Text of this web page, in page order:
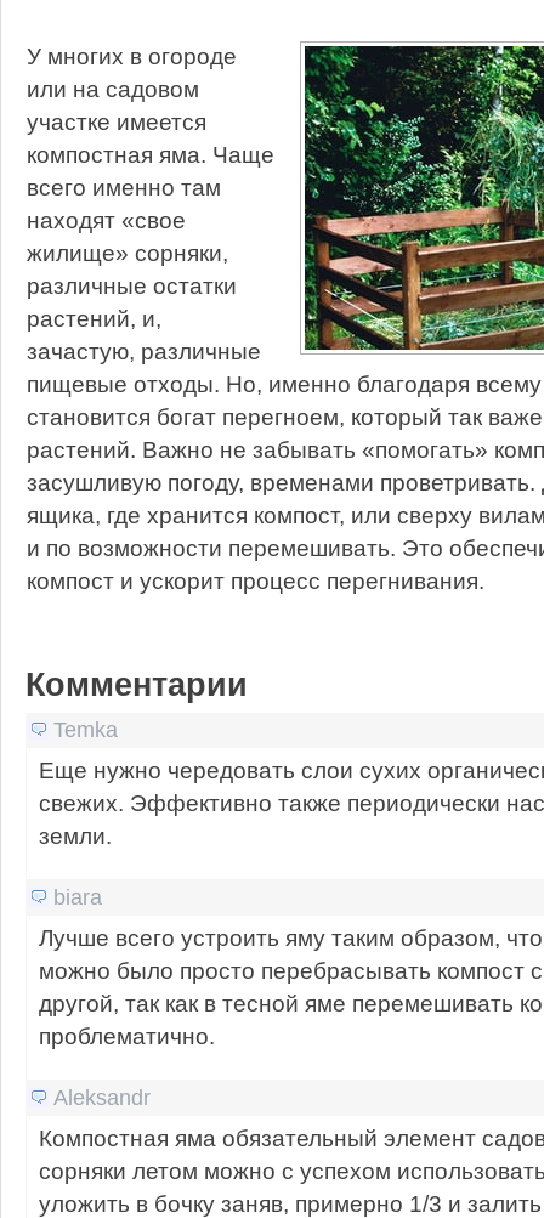
У многих в огороде
или на садовом
участке имеется
компостная яма. Чаще
всего именно там
находят «свое
жилище» сорняки,
различные остатки
растений, и,
зачастую, различные
пищевые отходы. Но, именно благодаря всему
становится богат перегноем, который так
растений. Важно не забывать «помогать»
засушливую погоду, временами
ящика, где хранится компост, или сверху
и по возможности перемешивать. Это
компост и ускорит процесс перегнивания.
Комментарии
Temka
Еще нужно чередовать слои сухих
свежих. Эффективно также периодически
земли.
biara
Лучше всего устроить яму таким образом,
можно было просто перебрасывать компост
другой, так как в тесной яме перемешивать
проблематично.
Aleksandr
Компостная яма обязательный элемент
сорняки летом можно с успехом
уложить в бочку заняв, примерно 1/3 и